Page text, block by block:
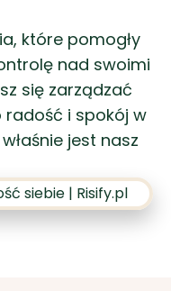
które pomogły
nad swoimi
się zarządzać
radość i spokój w
jest nasz